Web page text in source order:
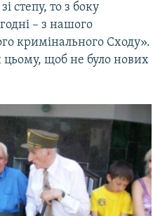
степу, то з боку
– з нашого
кримінального Сходу».
цьому, щоб не було нових